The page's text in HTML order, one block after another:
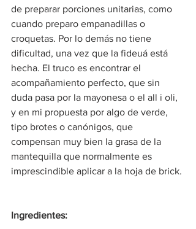
de preparar porciones unitarias, como
cuando preparo empanadillas o
croquetas. Por lo demás no tiene
dificultad, una vez que la fideuá está
hecha. El truco es encontrar el
acompañamiento perfecto, que sin
duda pasa por la mayonesa o el all i oli,
y en mi propuesta por algo de verde,
tipo brotes o canónigos, que
compensan muy bien la grasa de la
mantequilla que normalmente es
imprescindible aplicar a la hoja de brick.
Ingredientes: